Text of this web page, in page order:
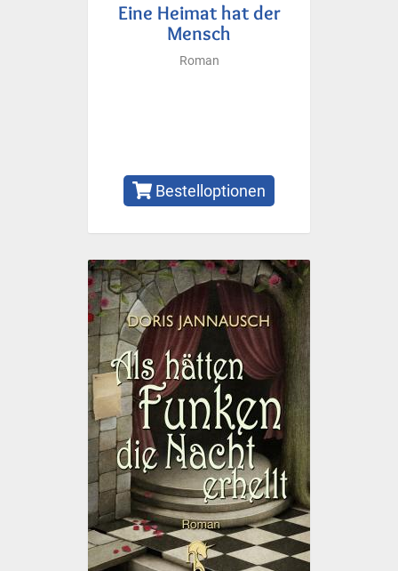
Eine Heimat hat der
Mensch
Roman
Bestelloptionen